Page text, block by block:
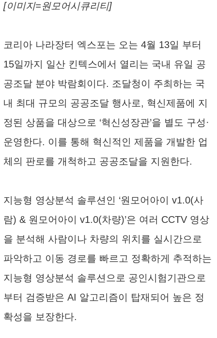
[이미지=원모어시큐리티]
코리아 나라장터 엑스포는 오는 4월 13일 부터
15일까지 일산 킨텍스에서 열리는 국내 유일 공
공조달 분야 박람회이다. 조달청이 주최하는 국
내 최대 규모의 공공조달 행사로, 혁신제품에 지
정된 상품을 대상으로 ‘혁신성장관’을 별도 구성·
운영한다. 이를 통해 혁신적인 제품을 개발한 업
체의 판로를 개척하고 공공조달을 지원한다.
지능형 영상분석 솔루션인 ‘원모어아이 v1.0(사
람) & 원모어아이 v1.0(차량)’은 여러 CCTV 영상
을 분석해 사람이나 차량의 위치를 실시간으로
파악하고 이동 경로를 빠르고 정확하게 추적하는
지능형 영상분석 솔루션으로 공인시험기관으로
부터 검증받은 AI 알고리즘이 탑재되어 높은 정
확성을 보장한다.